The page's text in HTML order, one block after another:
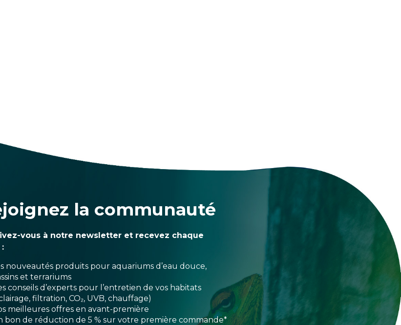
la communauté
vous à notre newsletter et recevez chaque
nouveautés produits pour aquariums d’eau douce,
et terrariums
conseils d’experts pour l’entretien de vos habitats
filtration, CO₂, UVB, chauffage)
meilleures offres en avant-première
bon de réduction de 5 % sur votre première commande*